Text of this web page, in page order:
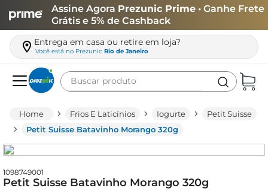
Assine Agora Prezunic Prime • Ganhe Frete
Grátis e 5% de Cashback
Entrega em casa ou retire em loja?
Você está no Prezunic Rio de Janeiro
Buscar produto
Frios E Laticínios Iogurte
Petit Suisse
Petit Suisse Batavinho Morango 320g
1098749001
Petit Suisse Batavinho Morango 320g
leite
queijo